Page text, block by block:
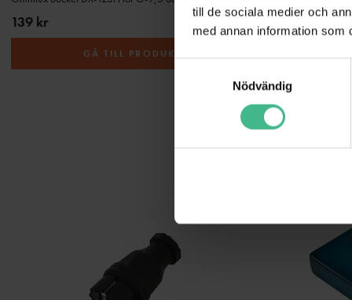
till de sociala medier och
med annan information som
S
s
v
a
Nödvändig
139 kr
GÅ TILL PRODUKT
140 kr